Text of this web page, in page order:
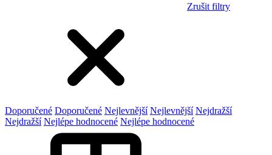
Zrušit filtry
Doporučené Doporučené Nejlevnější Nejlevnější Nejdražší
Nejdražší Nejlépe hodnocené Nejlépe hodnocené